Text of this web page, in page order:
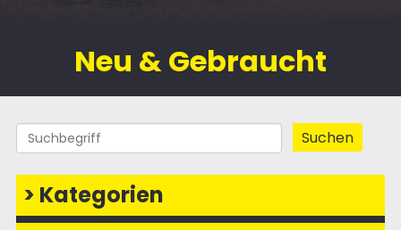
Neu & Gebraucht
> Kategorien